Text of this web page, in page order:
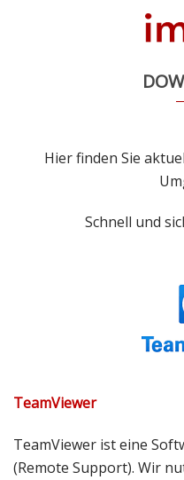
Hier finden Sie
Schnell und
TeamViewer
TeamViewer ist eine
(Remote Support). Wir